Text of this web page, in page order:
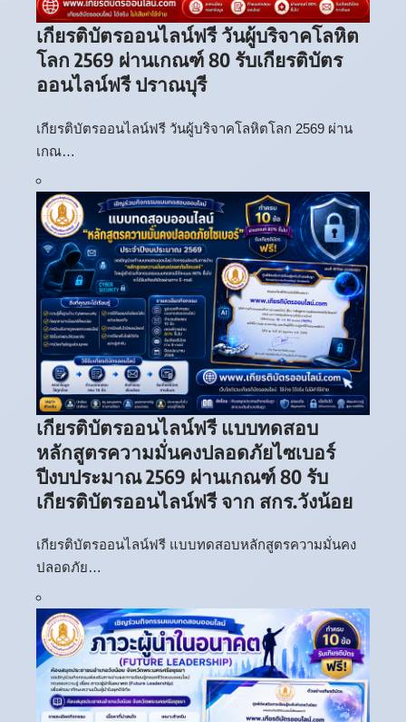
เกียรติบัตรออนไลน์ฟรี วันผู้บริจาคโลหิต
โลก 2569 ผ่านเกณฑ์ 80 รับเกียรติบัตร
ออนไลน์ฟรี ปราณบุรี
เกียรติบัตรออนไลน์ฟรี วันผู้บริจาคโลหิตโลก 2569 ผ่าน
เกณ…
เกียรติบัตรออนไลน์ฟรี แบบทดสอบ
หลักสูตรความมั่นคงปลอดภัยไซเบอร์
ปีงบประมาณ 2569 ผ่านเกณฑ์ 80 รับ
เกียรติบัตรออนไลน์ฟรี จาก สกร.วังน้อย
เกียรติบัตรออนไลน์ฟรี แบบทดสอบหลักสูตรความมั่นคง
ปลอดภัย…